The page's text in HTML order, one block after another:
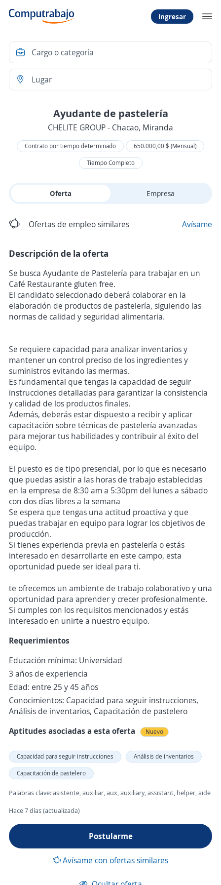
Ingresar
Ayudante de pastelería
CHELITE GROUP - Chacao, Miranda
Contrato por tiempo determinado
650.000,00 $ (Mensual)
Tiempo Completo
Oferta Empresa
Ofertas de empleo similares Avísame
Descripción de la oferta
Se busca Ayudante de Pastelería para trabajar en un
Café Restaurante gluten free.
El candidato seleccionado deberá colaborar en la
elaboración de productos de pastelería, siguiendo las
normas de calidad y seguridad alimentaria.
Se requiere capacidad para analizar inventarios y
mantener un control preciso de los ingredientes y
suministros evitando las mermas.
Es fundamental que tengas la capacidad de seguir
instrucciones detalladas para garantizar la consistencia
y calidad de los productos finales.
Además, deberás estar dispuesto a recibir y aplicar
capacitación sobre técnicas de pastelería avanzadas
para mejorar tus habilidades y contribuir al éxito del
equipo.
El puesto es de tipo presencial, por lo que es necesario
que puedas asistir a las horas de trabajo establecidas
en la empresa de 8:30 am a 5:30pm del lunes a sábado
con dos días libres a la semana
Se espera que tengas una actitud proactiva y que
puedas trabajar en equipo para lograr los objetivos de
producción.
Si tienes experiencia previa en pastelería o estás
interesado en desarrollarte en este campo, esta
oportunidad puede ser ideal para ti.
te ofrecemos un ambiente de trabajo colaborativo y una
oportunidad para aprender y crecer profesionalmente.
Si cumples con los requisitos mencionados y estás
interesado en unirte a nuestro equipo.
Requerimientos
Educación mínima: Universidad
3 años de experiencia
Edad: entre 25 y 45 años
Conocimientos: Capacidad para seguir instrucciones,
Análisis de inventarios, Capacitación de pastelero
Aptitudes asociadas a esta oferta
Nuevo
Capacidad para seguir instrucciones
Análisis de inventarios
Capacitación de pastelero
Palabras clave: asistente, auxiliar, aux, auxiliary, assistant, helper, aide
Hace 7 días (actualizada)
Postularme
Avísame con ofertas similares